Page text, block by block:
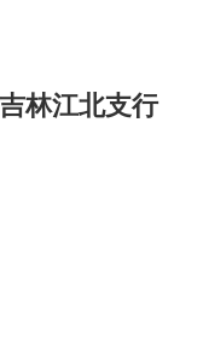
林江北支行